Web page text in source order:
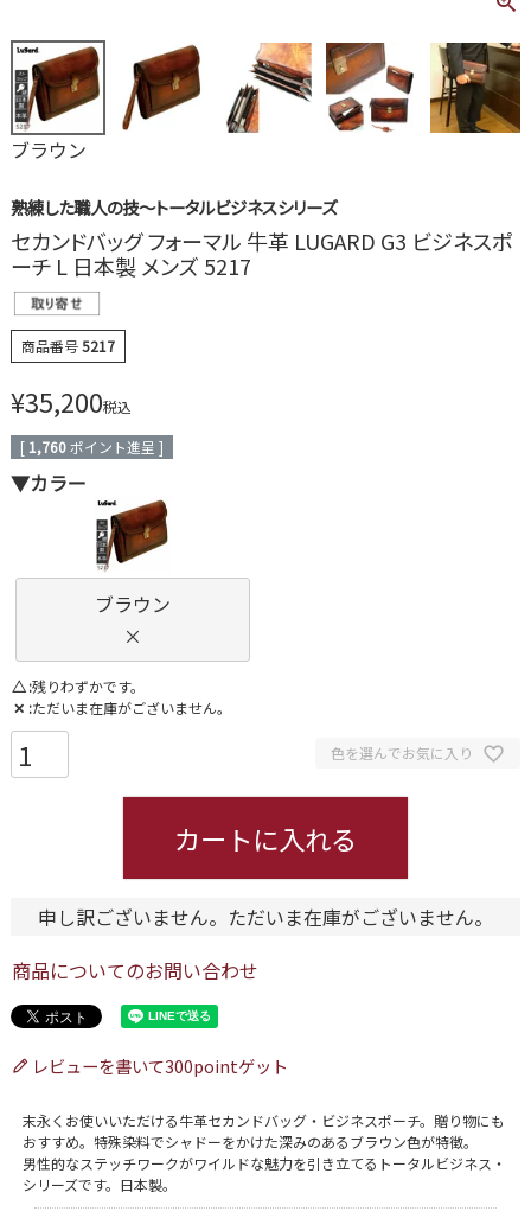
ブラウン
熟練した職人の技～トータルビジネスシリーズ
セカンドバッグ フォーマル 牛革 LUGARD G3 ビジネスポ
ーチ L 日本製 メンズ 5217
商品番号5217
¥35,200税込
[ 1,760ポイント進呈 ]
▼カラー
ブラウン
×
△ 残りわずかです。
✕ ただいま在庫がございません。
色を選んでお気に入り
カートに入れる
申し訳ございません。ただいま在庫がございません。
商品についてのお問い合わせ
レビューを書いて300pointゲット
末永くお使いいただける牛革セカンドバッグ・ビジネスポーチ。贈り物にも
おすすめ。特殊染料でシャドーをかけた深みのあるブラウン色が特徴。
男性的なステッチワークがワイルドな魅力を引き立てるトータルビジネス・
シリーズです。日本製。